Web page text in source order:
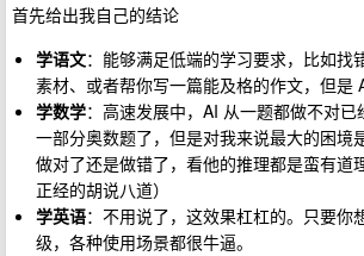
首先给出我自己的结论
学语文：能够满足低端的学习要求，比如找
素材、或者帮你写一篇能及格的作文，但
学数学：高速发展中，AI 从一题都做不对
一部分奥数题了，但是对我来说最大的困境
做对了还是做错了，看他的推理都是蛮有道
正经的胡说八道）
学英语：不用说了，这效果杠杠的。只要你
级，各种使用场景都很牛逼。